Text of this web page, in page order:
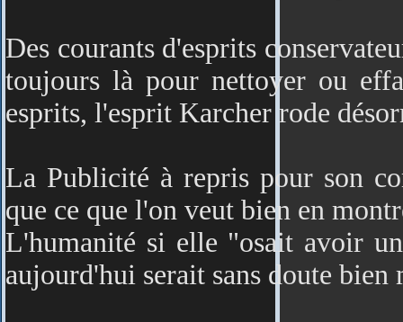
Des courants d'esprits
toujours là pour nettoyer ou
esprits, l'esprit Karcher rode
La Publicité à repris pour son
que ce que l'on veut bien en
L'humanité si elle "osait avoir
aujourd'hui serait sans doute bien